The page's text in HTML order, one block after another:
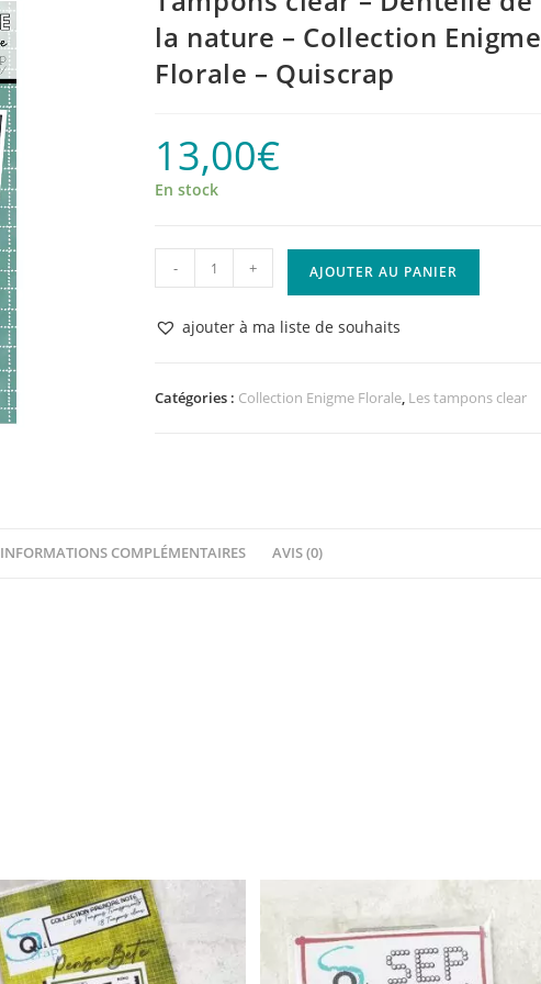
la nature – Collection Enigme
Florale – Quiscrap
13,00€
En stock
quantité
de
Tampons
clear
Dentelle
Enigme
- + AJOUTER AU PANIER
ajouter à ma liste de souhaits
Catégories : Collection Enigme Florale, Les tampons clear
INFORMATIONS COMPLÉMENTAIRES AVIS (0)